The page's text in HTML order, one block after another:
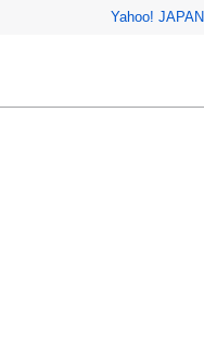
Yahoo! JAPAN